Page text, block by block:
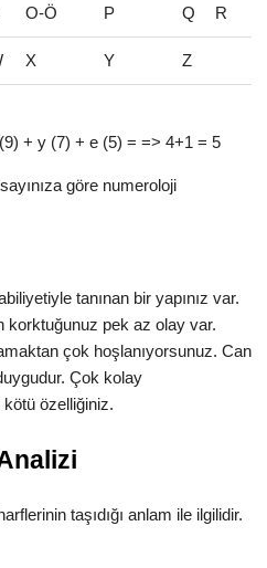
O-Ö P Q R
X Y Z
+ y (7) + e (5) = => 4+1 = 5
göre numeroloji
tanınan bir yapınız var.
pek az olay var.
çok hoşlanıyorsunuz. Can
duygudur. Çok kolay
kötü özelliğiniz.
taşıdığı anlam ile ilgilidir.